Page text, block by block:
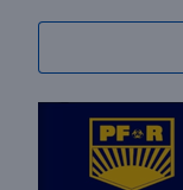
Current
Duration-:-